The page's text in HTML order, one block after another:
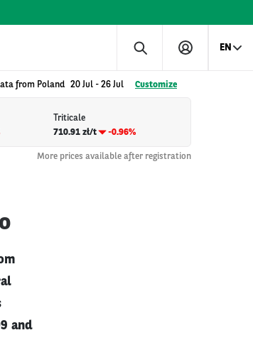
EN
from Poland 20 Jul - 26 Jul Customize
Triticale
710.91 zł/t
-0.96%
More prices available after registration
and